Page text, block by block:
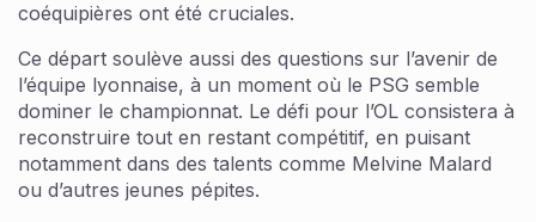
coéquipières ont été cruciales.
Ce départ soulève aussi des questions sur l’avenir de
l’équipe lyonnaise, à un moment où le PSG semble
dominer le championnat. Le défi pour l’OL consistera à
reconstruire tout en restant compétitif, en puisant
notamment dans des talents comme Melvine Malard
ou d’autres jeunes pépites.